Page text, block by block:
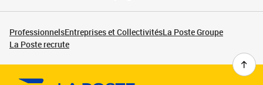
ProfessionnelsEntreprises et CollectivitésLa Poste Groupe
La Poste recrute